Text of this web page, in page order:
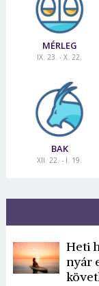
MÉRLEG
IX. 23. - X. 22.
BAK
XII. 22. - I. 19.
Heti
nyár